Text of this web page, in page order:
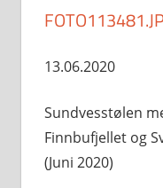
13.06.2020
Sundvesstølen
Finnbufjellet og
(Juni 2020)